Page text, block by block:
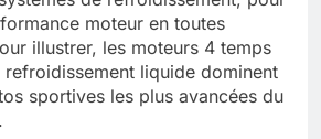
moteur en toutes
illustrer, les moteurs 4 temps
liquide dominent
sportives les plus avancées du